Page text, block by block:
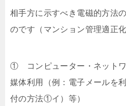
相手方に示すべき電磁的方法
のです（マンション管理適正
① コンピューター・ネットワ
媒体利用（例：電子メールを
付の方法①イ）等）